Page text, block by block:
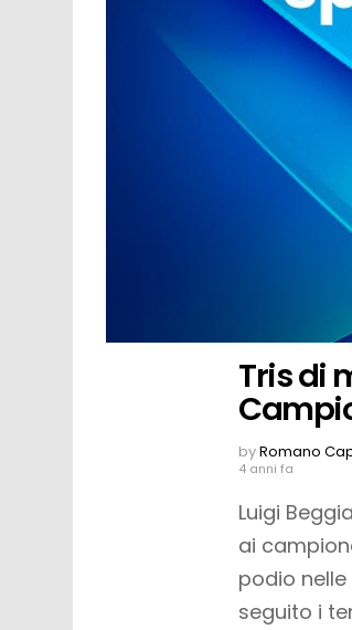
Tris di
byRomano
4 anni fa
Luigi
ai
podio nelle
seguito i